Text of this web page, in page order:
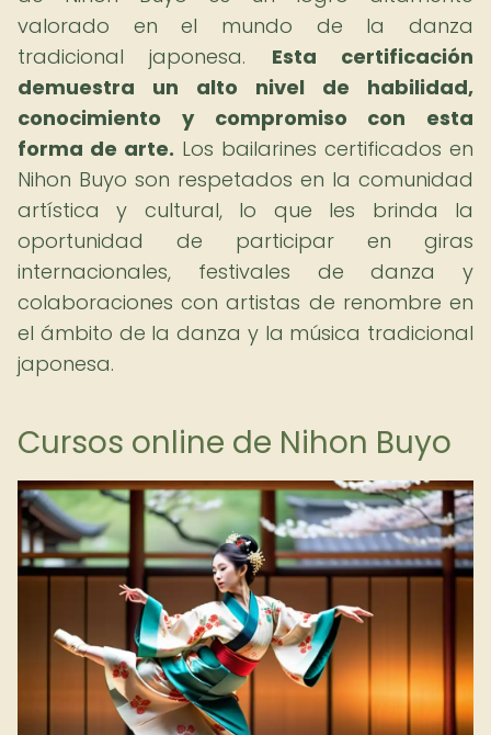
valorado en el mundo de la danza
tradicional japonesa. Esta certificación
demuestra un alto nivel de habilidad,
conocimiento y compromiso con esta
forma de arte. Los bailarines certificados en
Nihon Buyo son respetados en la comunidad
artística y cultural, lo que les brinda la
oportunidad de participar en giras
internacionales, festivales de danza y
colaboraciones con artistas de renombre en
el ámbito de la danza y la música tradicional
japonesa.
Cursos online de Nihon Buyo